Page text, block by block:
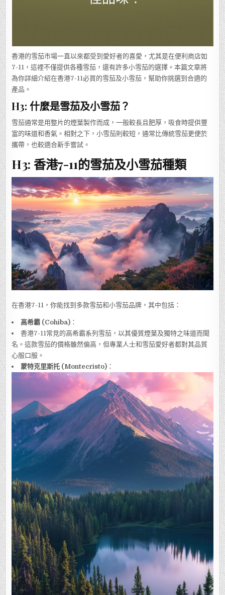
香港的雪茄市場一直以來都受到愛好者的喜愛，尤其是在便利商店如
7-11，這裡不僅提供各種雪茄，還有許多小雪茄的選擇。本篇文章將
為你詳細介紹在香港7-11必買的雪茄及小雪茄，幫助你挑選到合適的
產品。
H3: 什麼是雪茄及小雪茄？
雪茄通常是用整片的煙葉製作而成，一般較長且肥厚，吸食時提供豐
富的味道和香氣。相對之下，小雪茄則較短，通常比傳統雪茄更便於
攜帶，也較適合新手嘗試。
H3: 香港7-11的雪茄及小雪茄種類
在香港7-11，你能找到多款雪茄和小雪茄品牌，其中包括：
高希霸 (Cohiba) ：
香港7-11常見的高希霸系列雪茄，以其優質煙葉及獨特之味道而聞
名。這款雪茄的價格雖然偏高，但專業人士和雪茄愛好者都對其品質
心服口服。
蒙特克里斯托 (Montecristo) ：